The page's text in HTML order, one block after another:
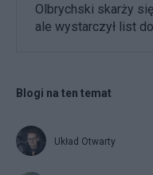
Olbrychski skarży
ale wystarczył list
Blogi na ten temat
Układ Otwarty